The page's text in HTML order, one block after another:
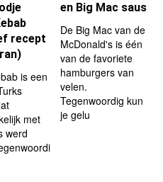
recept
is een
met
werd
en Big Mac saus
De Big Mac van de
McDonald's is één
van de favoriete
hamburgers van
velen.
Tegenwoordig kun
je gelu